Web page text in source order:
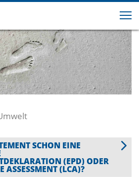
SCHON EINE
(EPD) ODER
ASSESSMENT (LCA)?